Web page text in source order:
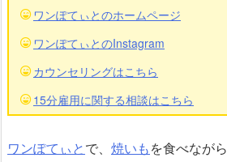
ワンぽてぃとのホームページ
ワンぽてぃとのInstagram
カウンセリングはこちら
15分雇用に関する相談はこちら
ワンぽてぃとで、 焼いもを食べながら